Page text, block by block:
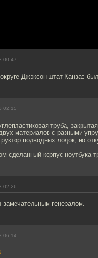
00:47
Джэксон штат Канзас
02:15
труба,
материалов с разными
подводных лодок, но
сделанный корпус ноутбука
02:26
замечательным генералом.
06:14